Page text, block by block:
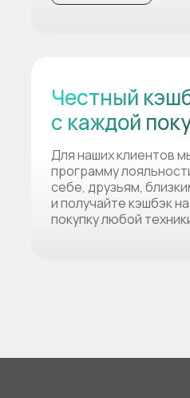
Для наших клиентов
программу
себе, друзьям,
и получайте кэшбэк
покупку любой
Честный
с каждой